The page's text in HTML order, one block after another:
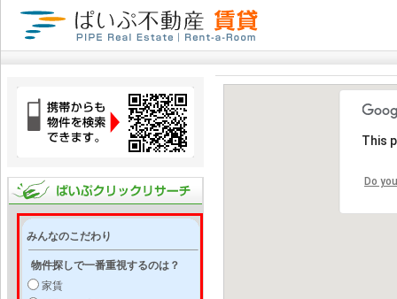
みんなのこだわり
物件探しで一番重視するのは？
家賃
This
Do